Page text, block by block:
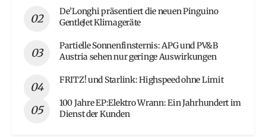
De’Longhi präsentiert die neuen Pinguino
GentleJet Klimageräte
Partielle Sonnenfinsternis: APG und PV&B
Austria sehen nur geringe Auswirkungen
FRITZ! und Starlink: Highspeed ohne Limit
100 Jahre EP:Elektro Wrann: Ein Jahrhundert im
Dienst der Kunden